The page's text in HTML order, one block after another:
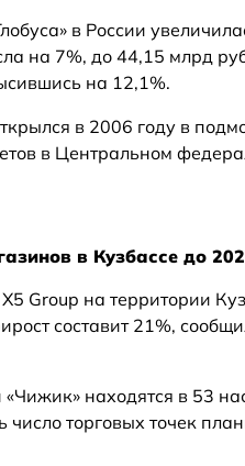
в России
на 7%, до 44,15 млрд
на 12,1%.
в 2006 году в
в Центральном
в Кузбассе до
Group на территории
составит 21%,
находятся в 53
число торговых точек